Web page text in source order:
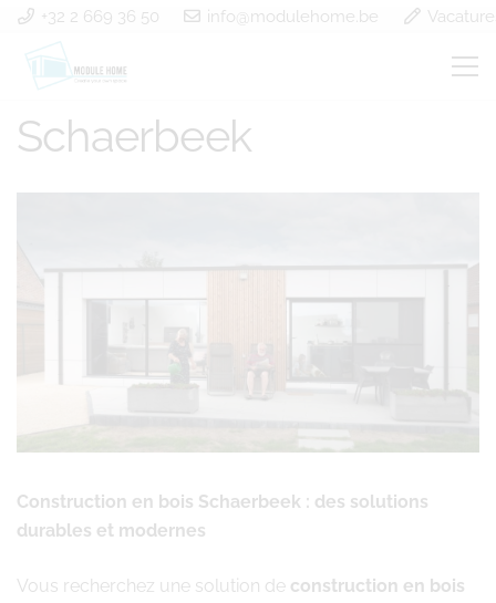
+32 2 669 36 50 info@modulehome.be
Construction en bois
Schaerbeek
Construction en bois Schaerbeek : des solutions
durables et modernes
Vous recherchez une solution de construction en bois